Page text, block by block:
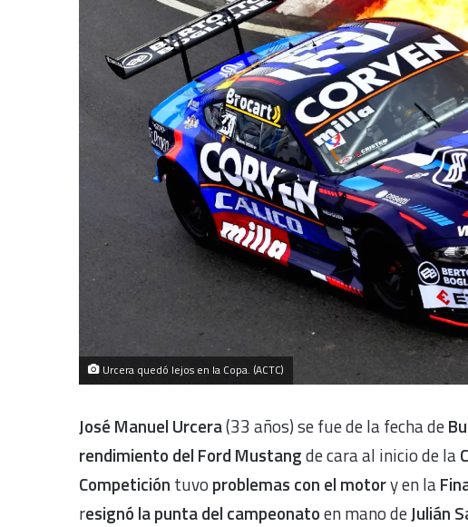
Urcera quedó lejos en la Copa. (ACTC)
José Manuel Urcera(33 años) se fue de la fecha de
rendimiento del Ford Mustangde cara al inicio de la
Competición tuvo problemas con el motory en la
resignó la punta del campeonatoen mano deJulián